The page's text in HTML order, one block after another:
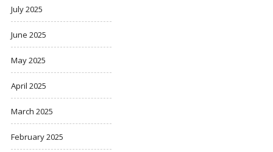
July 2025
June 2025
May 2025
April 2025
March 2025
February 2025